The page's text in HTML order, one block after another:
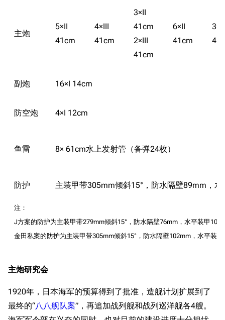
主炮
5×II
41cm
4×III
41cm
3×II
41cm
2×III
41cm
6×II
41cm
副炮 16×I 14cm
防空炮 4×I 12cm
鱼雷 8× 61cm水上发射管（备弹24枚）
防护 主装甲带305mm倾斜15°，防水隔壁89mm，
注：
J方案的防护为主装甲带279mm倾斜15°，防水隔壁76mm，水平装甲
金田私案的防护为主装甲带305mm倾斜15°，防水隔壁102mm，水平装
主炮研究会
1920年，日本海军的预算得到了批准，造舰计划扩展到了
最终的“八八舰队案”，再追加战列舰和战列巡洋舰各4艘。